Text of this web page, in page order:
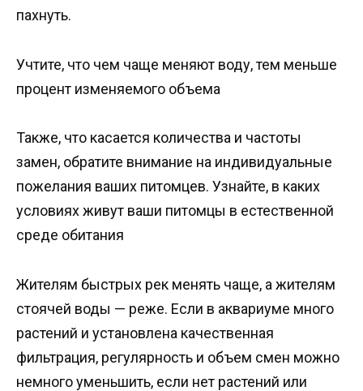
пахнуть.
Учтите, что чем чаще меняют воду, тем меньше
процент изменяемого объема
Также, что касается количества и частоты
замен, обратите внимание на индивидуальные
пожелания ваших питомцев. Узнайте, в каких
условиях живут ваши питомцы в естественной
среде обитания
Жителям быстрых рек менять чаще, а жителям
стоячей воды — реже. Если в аквариуме много
растений и установлена ​​качественная
фильтрация, регулярность и объем смен можно
немного уменьшить, если нет растений или